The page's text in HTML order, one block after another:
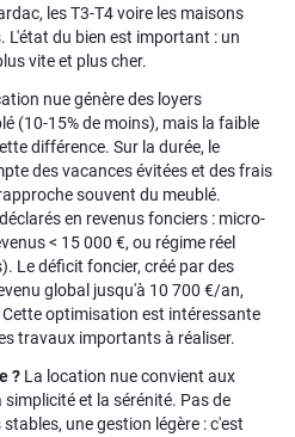
les T3-T4 voire les maisons
du bien est important : un
vite et plus cher.
nue génère des loyers
(10-15% de moins), mais la faible
différence. Sur la durée, le
des vacances évitées et des frais
souvent du meublé.
en revenus fonciers : micro-
< 15 000 €, ou régime réel
Le déficit foncier, créé par des
global jusqu'à 10 700 €/an,
optimisation est intéressante
travaux importants à réaliser.
? La location nue convient aux
et la sérénité. Pas de
une gestion légère : c'est